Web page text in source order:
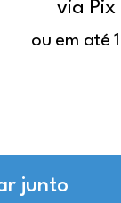
via Pix
ou em até
junto